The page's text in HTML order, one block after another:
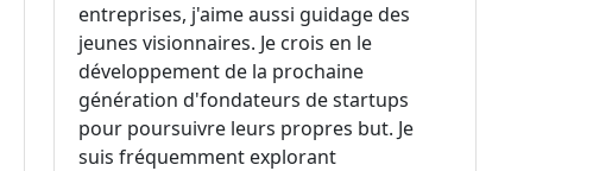
entreprises, j'aime aussi guidage des
jeunes visionnaires. Je crois en le
développement de la prochaine
génération d'fondateurs de startups
pour poursuivre leurs propres but. Je
suis fréquemment explorant